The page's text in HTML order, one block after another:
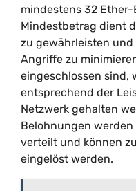
mindestens 32
Mindestbetrag dient
zu gewährleisten und
Angriffe zu
eingeschlossen sind,
entsprechend der
Netzwerk gehalten
Belohnungen
verteilt und können
eingelöst werden.